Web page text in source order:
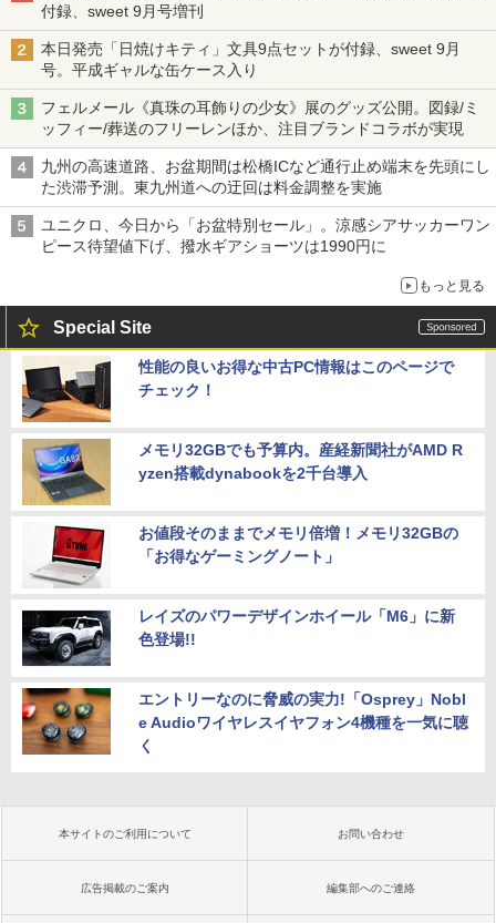
付録、sweet 9月号増刊
本日発売「日焼けキティ」文具9点セットが付録、sweet 9月
号。平成ギャルな缶ケース入り
フェルメール《真珠の耳飾りの少女》展のグッズ公開。図録/ミ
ッフィー/葬送のフリーレンほか、注目ブランドコラボが実現
九州の高速道路、お盆期間は松橋ICなど通行止め端末を先頭にし
た渋滞予測。東九州道への迂回は料金調整を実施
ユニクロ、今日から「お盆特別セール」。涼感シアサッカーワン
ピース待望値下げ、撥水ギアショーツは1990円に
もっと見る
Special Site
性能の良いお得な中古PC情報はこのページで
チェック！
メモリ32GBでも予算内。産経新聞社がAMD R
yzen搭載dynabookを2千台導入
お値段そのままでメモリ倍増！メモリ32GBの
「お得なゲーミングノート」
レイズのパワーデザインホイール「M6」に新
色登場!!
エントリーなのに脅威の実力!「Osprey」Nobl
e Audioワイヤレスイヤフォン4機種を一気に聴
く
本サイトのご利用について お問い合わせ
広告掲載のご案内 編集部へのご連絡